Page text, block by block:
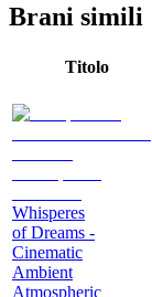
Brani simili
Titolo
Whisperes
of Dreams -
Cinematic
Ambient
Atmospheric